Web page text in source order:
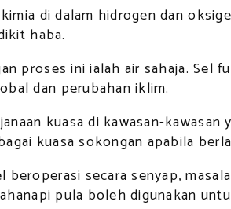
di dalam hidrogen dan
haba.
proses ini ialah air sahaja. Sel
dan perubahan iklim.
kuasa di kawasan-
kuasa sokongan apabila
beroperasi secara senyap,
pula boleh digunakan